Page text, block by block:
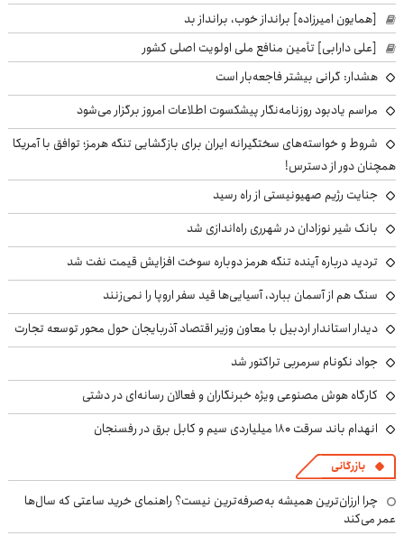
[همایون امیرزاده] برانداز خوب، برانداز بد
[علی دارابی] تأمین منافع ملی اولویت اصلی کشور
هشدار: گرانی بیشتر فاجعه‌بار است
مراسم یادبود روزنامه‌نگار پیشکسوت اطلاعات امروز برگزار می‌شود
شروط و خواسته‌های سختگیرانه ایران برای بازگشایی تنگه هرمز؛ توافق با آمریکا
همچنان دور از دسترس!
جنایت رژیم صهیونیستی از راه رسید
بانک شیر نوزادان در شهرری راه‌اندازی شد
تردید درباره آینده تنگه هرمز دوباره سوخت افزایش قیمت نفت شد
سنگ هم از آسمان ببارد، آسیایی‌ها قید سفر اروپا را نمی‌زنند
دیدار استاندار اردبیل با معاون وزیر اقتصاد آذربایجان حول محور توسعه تجارت
جواد نکونام سرمربی تراکتور شد
کارگاه هوش مصنوعی ویژه خبرنگاران و فعالان رسانه‌ای در دشتی
انهدام باند سرقت ۱۸۰ میلیاردی سیم و کابل برق در رفسنجان
بازرگانی
چرا ارزان‌ترین همیشه به‌صرفه‌ترین نیست؟ راهنمای خرید ساعتی که سال‌ها
عمر می‌کند